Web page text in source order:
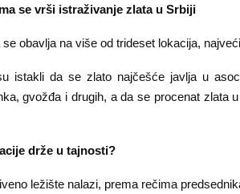
se vrši istraživanje zlata u Srbiji
obavlja na više od trideset lokacija,
istakli da se zlato najčešće javlja u
gvožđa i drugih, a da se procenat zlata
drže u tajnosti?
ležište nalazi, prema rečima